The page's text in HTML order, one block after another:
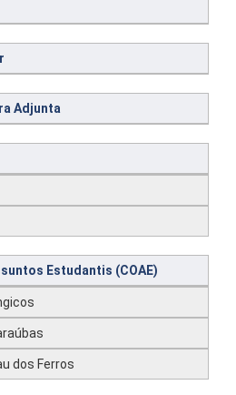
Adjunta
Estudantis (COAE)
dos Ferros